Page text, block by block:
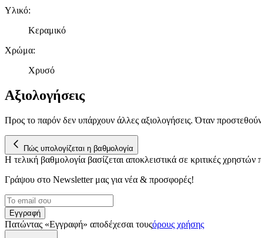
Υλικό:
Κεραμικό
Χρώμα:
Χρυσό
Αξιολογήσεις
Προς το παρόν δεν υπάρχουν άλλες αξιολογήσεις. Όταν
Πώς υπολογίζεται η βαθμολογία
Η τελική βαθμολογία βασίζεται αποκλειστικά σε κριτικές
Γράψου στο Νewsletter μας για νέα & προσφορές!
Εγγραφή
Πατώντας «Εγγραφή» αποδέχεσαι τουςόρους χρήσης